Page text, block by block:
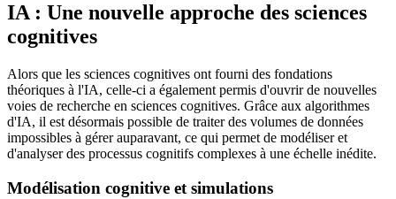
IA : Une nouvelle approche des sciences
cognitives
Alors que les sciences cognitives ont fourni des fondations
théoriques à l'IA, celle-ci a également permis d'ouvrir de nouvelles
voies de recherche en sciences cognitives. Grâce aux algorithmes
d'IA, il est désormais possible de traiter des volumes de données
impossibles à gérer auparavant, ce qui permet de modéliser et
d'analyser des processus cognitifs complexes à une échelle inédite.
Modélisation cognitive et simulations